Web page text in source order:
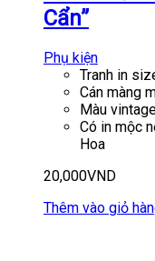
Cẩn”
Phụ kiện
Tranh in
Cán màng
Màu
Có in mộc
Hoa
20,000VND
Thêm vào giỏ